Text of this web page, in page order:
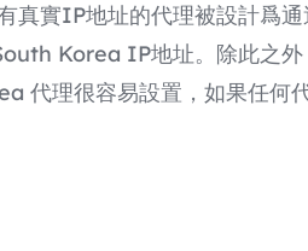
真實IP地址的代理被設計爲
Korea IP地址。除此之外
代理很容易設置，如果任何